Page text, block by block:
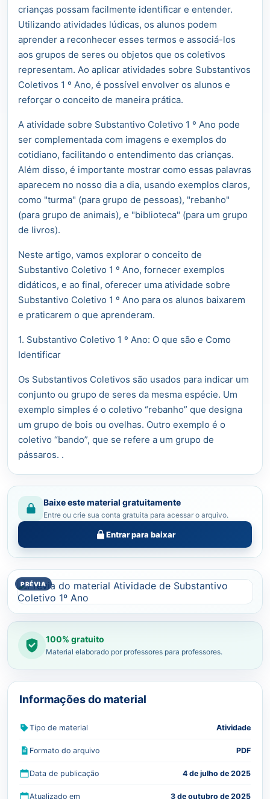
100% gratuito
Material elaborado por professores para professores.
crianças possam facilmente identificar e entender.
Utilizando atividades lúdicas, os alunos podem
aprender a reconhecer esses termos e associá-los
aos grupos de seres ou objetos que os coletivos
representam. Ao aplicar atividades sobre Substantivos
Coletivos 1 º Ano, é possível envolver os alunos e
reforçar o conceito de maneira prática.
A atividade sobre Substantivo Coletivo 1 º Ano pode
ser complementada com imagens e exemplos do
cotidiano, facilitando o entendimento das crianças.
Além disso, é importante mostrar como essas palavras
aparecem no nosso dia a dia, usando exemplos claros,
como "turma" (para grupo de pessoas), "rebanho"
(para grupo de animais), e "biblioteca" (para um grupo
de livros).
Neste artigo, vamos explorar o conceito de
Substantivo Coletivo 1 º Ano, fornecer exemplos
didáticos, e ao final, oferecer uma atividade sobre
Substantivo Coletivo 1 º Ano para os alunos baixarem
e praticarem o que aprenderam.
1. Substantivo Coletivo 1 º Ano: O que são e Como
Identificar
Os Substantivos Coletivos são usados para indicar um
conjunto ou grupo de seres da mesma espécie. Um
exemplo simples é o coletivo “rebanho” que designa
um grupo de bois ou ovelhas. Outro exemplo é o
coletivo “bando”, que se refere a um grupo de
pássaros. .
Baixe este material gratuitamente
Entre ou crie sua conta gratuita para acessar o arquivo.
Entrar para baixar
Informações do material
Tipo de material Atividade
Formato do arquivo PDF
Data de publicação 4 de julho de 2025
Atualizado em 3 de outubro de 2025